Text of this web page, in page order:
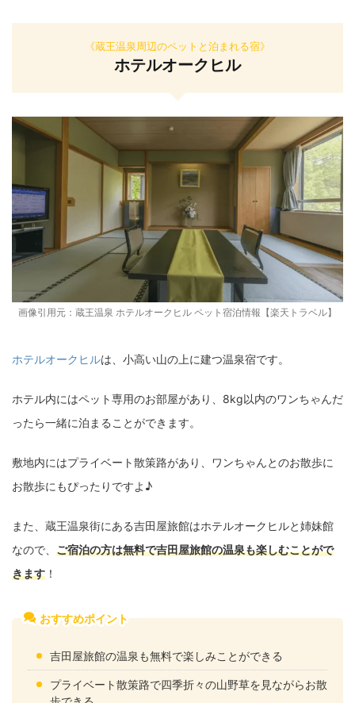
《蔵王温泉周辺のペットと泊まれる宿》
ホテルオークヒル
画像引用元： 蔵王温泉 ホテルオークヒル ペット宿泊情報【楽天トラベル】
ホテルオークヒルは、小高い山の上に建つ温泉宿です。
ホテル内にはペット専用のお部屋があり、8kg以内のワンちゃんだ
ったら一緒に泊まることができます。
敷地内にはプライベート散策路があり、ワンちゃんとのお散歩に
お散歩にもぴったりですよ♪
また、蔵王温泉街にある吉田屋旅館はホテルオークヒルと姉妹館
なので、 ご宿泊の方は無料で吉田屋旅館の温泉も楽しむことがで
きます ！
おすすめポイント
吉田屋旅館の温泉も無料で楽しみことができる
プライベート散策路で四季折々の山野草を見ながらお散